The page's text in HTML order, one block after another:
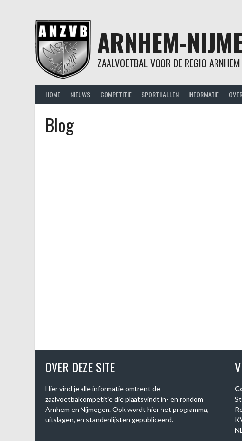
ARNHEM-
ZAALVOETBAL VOOR DE REGIO
HOME NIEUWS COMPETITIE SPORTHALLEN INFORMATIE
Blog
OVER DEZE SITE
Hier vind je alle informatie omtrent de
zaalvoetbalcompetitie die plaatsvindt in- en rondom
Arnhem en Nijmegen. Ook wordt hier het programma,
uitslagen, en standenlijsten gepubliceerd.